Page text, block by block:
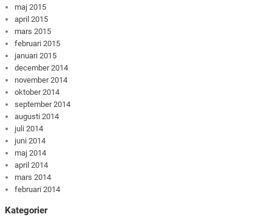
maj 2015
april 2015
mars 2015
februari 2015
januari 2015
december 2014
november 2014
oktober 2014
september 2014
augusti 2014
juli 2014
juni 2014
maj 2014
april 2014
mars 2014
februari 2014
Kategorier